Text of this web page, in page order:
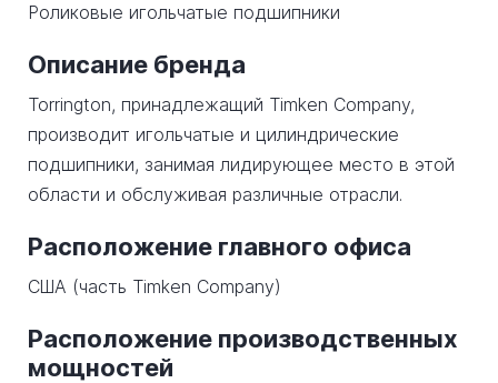
Роликовые игольчатые подшипники
Описание бренда
Torrington, принадлежащий Timken Company,
производит игольчатые и цилиндрические
подшипники, занимая лидирующее место в этой
области и обслуживая различные отрасли.
Расположение главного офиса
США (часть Timken Company)
Расположение производственных
мощностей